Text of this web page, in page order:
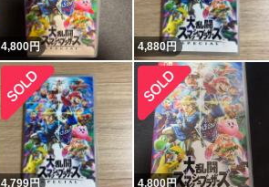
4,800円 4,880円
4,799円 4,800円